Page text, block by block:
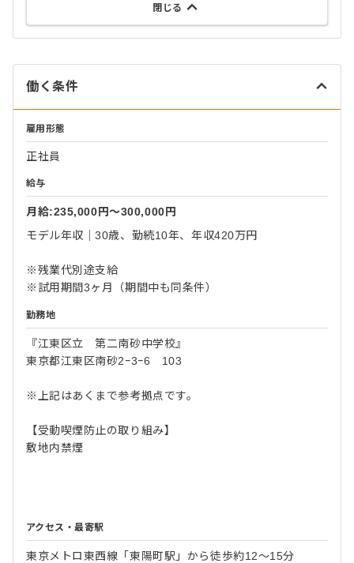
閉じる
働く条件
雇用形態
正社員
給与
月給:235,000円〜300,000円
モデル年収｜30歳、勤続10年、年収420万円
※残業代別途支給
※試用期間3ヶ月（期間中も同条件）
勤務地
『江東区立 第二南砂中学校』
東京都江東区南砂2ｰ3ｰ6 103
※上記はあくまで参考拠点です。
【受動喫煙防止の取り組み】
敷地内禁煙
アクセス・最寄駅
東京メトロ東西線「東陽町駅」から徒歩約12〜15分